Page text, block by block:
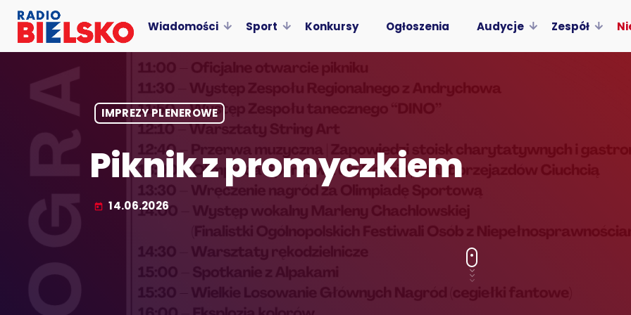
Wiadomości Sport Konkursy Ogłoszenia Audycje Zespół
IMPREZY PLENEROWE
Piknik z promyczkiem
today 14.06.2026